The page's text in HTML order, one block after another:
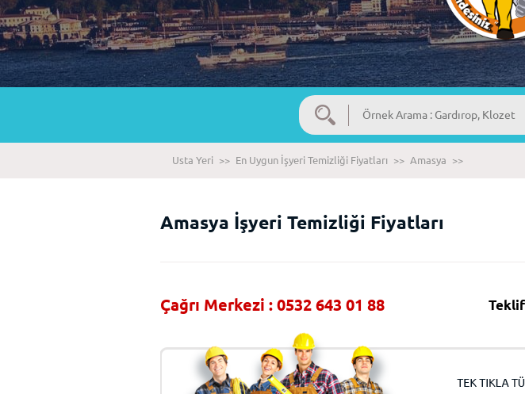
Usta Yeri >> En Uygun İşyeri Temizliği Fiyatları >> Amasya >>
Amasya İşyeri Temizliği Fiyatları
Çağrı Merkezi : 0532 643 01 88